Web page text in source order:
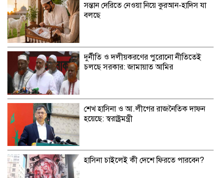
সন্তান দেরিতে নেওয়া নিয়ে কুরআন-হাদিস যা
বলছে
দুর্নীতি ও দলীয়করণের পুরোনো নীতিতেই
চলছে সরকার: জামায়াত আমির
শেখ হাসিনা ও আ.লীগের রাজনৈতিক দাফন
হয়েছে: স্বরাষ্ট্রমন্ত্রী
হাসিনা চাইলেই কী দেশে ফিরতে পারবেন?